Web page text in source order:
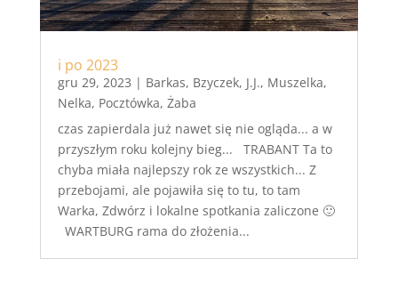
i po 2023
gru 29, 2023 | Barkas, Bzyczek, J.J., Muszelka,
Nelka, Pocztówka, Żaba
czas zapierdala już nawet się nie ogląda... a w
przyszłym roku kolejny bieg... TRABANT Ta to
chyba miała najlepszy rok ze wszystkich... Z
przebojami, ale pojawiła się to tu, to tam
Warka, Zdwórz i lokalne spotkania zaliczone 🙂
WARTBURG rama do złożenia...